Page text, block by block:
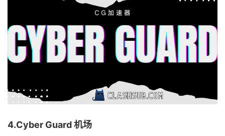
4.Cyber Guard 机场